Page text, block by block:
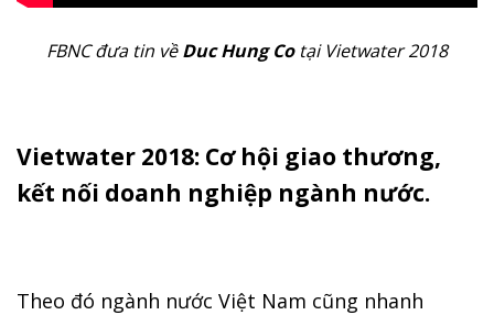
FBNC đưa tin vềDuc Hung Cotại Vietwater 2018
Vietwater 2018: Cơ hội giao thương,
kết nối doanh nghiệp ngành nước.
Theo đó ngành nước Việt Nam cũng nhanh